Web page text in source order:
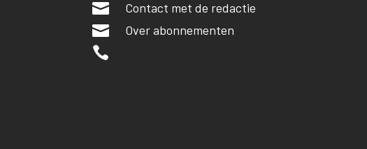
 Contact met de redactie
 Over abonnementen
